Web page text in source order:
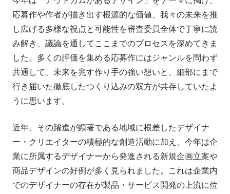
応募作や作者が描き出す根源的な価値、我々の未来を推
し広げる多様な視点と可能性を審査委員全体で丁寧に読
み解き、議論を通してここまでのプロセスを深めてきま
した。多くの評価を集める応募作にはジャンルを問わず
共通して、未来を兆す作り手の強い想いと、細部にまで
行き届いた徹底したつくり込みの双方が共存していたよ
うに思います。
近年、その躍進が顕著である地域に根差したデザイナ
ー・クリエイターの積極的な創造活動に加え、今年は企
業に所属するデザイナーから発進される新規企画立案や
商品デザインの好例が多く見られました。これは企業内
でのデザイナーの存在が製品・サービス開発の上流に位